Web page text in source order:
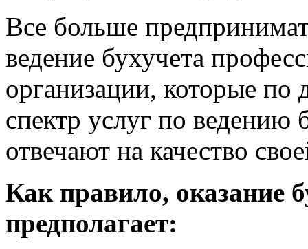
Все больше
ведение бухучета
организации, которые по
спектр услуг по ведению
отвечают на качество
Как правило, оказание
предполагает: